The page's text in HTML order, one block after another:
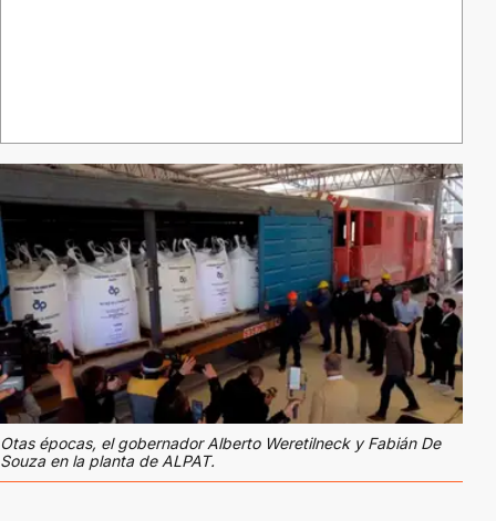
Otas épocas, el gobernador Alberto Weretilneck y Fabián De
Souza en la planta de ALPAT.